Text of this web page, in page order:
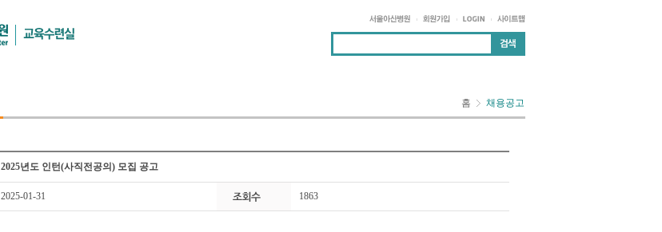
홈 채용공고
2025년도 인턴(사직전공의) 모집 공고
2025-01-31 1863